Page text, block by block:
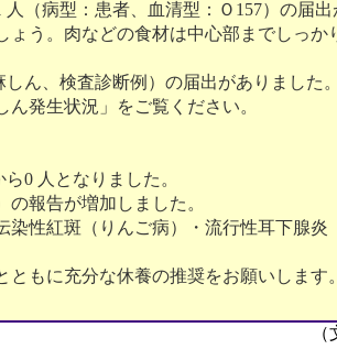
（病型：患者、血清型：Ｏ157）の届
ょう。肉などの食材は中心部までしっか
ん、検査診断例）の届出がありました
発生状況」をご覧ください。
0 人となりました。
報告が増加しました。
染性紅斑（りんご病）・流行性耳下腺炎
もに充分な休養の推奨をお願いします。